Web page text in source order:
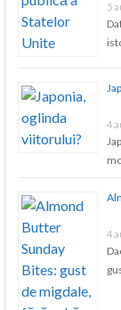
5
4
4